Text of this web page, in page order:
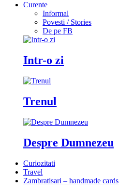
Curente
Informal
Povesti / Stories
De pe FB
Intr-o zi
Trenul
Despre Dumnezeu
Curiozitati
Travel
Zambratisari – handmade cards